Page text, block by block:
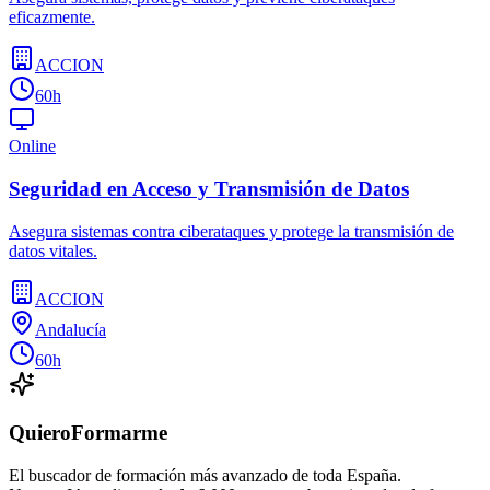
eficazmente.
ACCION
60h
Online
Seguridad en Acceso y Transmisión de Datos
Asegura sistemas contra ciberataques y protege la transmisión de
datos vitales.
ACCION
Andalucía
60h
QuieroFormarme
El buscador de formación más avanzado de toda España.